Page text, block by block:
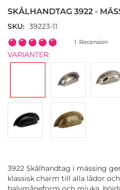
början
av
bildgalleriet
SKÅLHANDTAG 3922 -
SKU
39223-11
Rating:
100
% of100
1 Recension
VARIANTER:
3922 Skålhandtag i mässing
klassisk charm till alla lådor